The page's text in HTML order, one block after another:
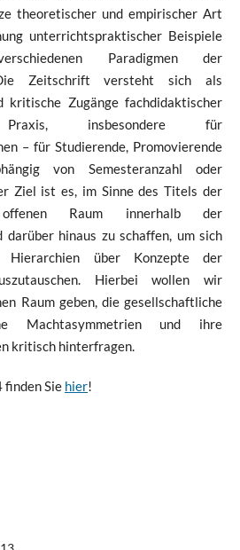
theoretischer und empirischer Art
unterrichtspraktischer Beispiele
Paradigmen der
Die Zeitschrift versteht sich als
Zugänge fachdidaktischer
insbesondere für
– für Studierende, Promovierende
von Semesteranzahl oder
Ziel ist es, im Sinne des Titels der
Raum innerhalb der
darüber hinaus zu schaffen, um sich
Hierarchien über Konzepte der
Hierbei wollen wir
Raum geben, die gesellschaftliche
Machtasymmetrien und ihre
kritisch hinterfragen.
finden Sie hier!